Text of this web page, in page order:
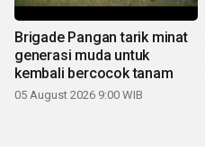
Brigade Pangan tarik minat
generasi muda untuk
kembali bercocok tanam
05 August 2026 9:00 WIB